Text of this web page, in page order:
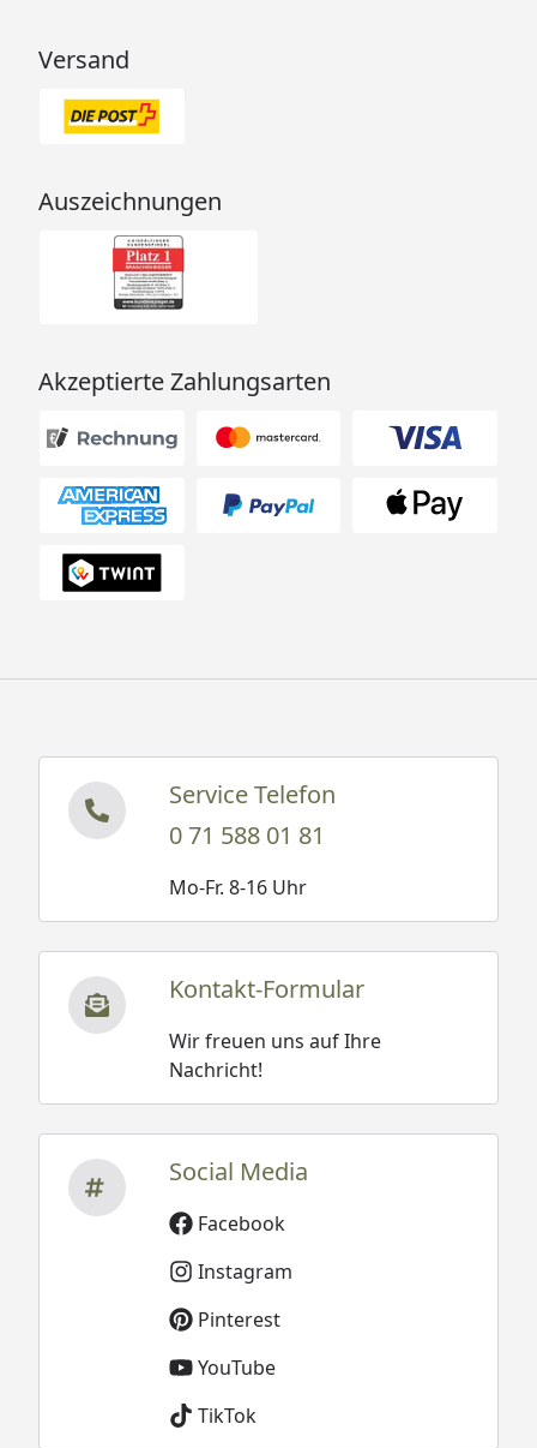
Versand
Auszeichnungen
Akzeptierte Zahlungsarten
Service Telefon
0 71 588 01 81
Mo-Fr. 8-16 Uhr
Kontakt-Formular
Wir freuen uns auf Ihre
Nachricht!
Social Media
Facebook
Instagram
Pinterest
YouTube
TikTok